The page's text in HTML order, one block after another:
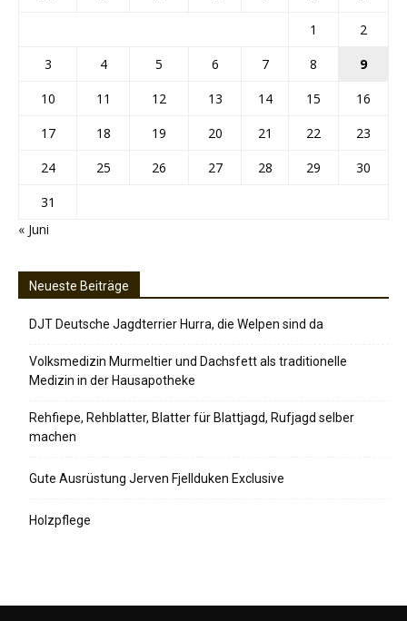
1
2
3
4 5 6 7 8
9
10
11 12 13 14 15
16
17
18 19 20 21 22
23
24
25 26 27 28 29
30
31
« Juni
Neueste Beiträge
DJT Deutsche Jagdterrier Hurra, die Welpen sind da
Volksmedizin Murmeltier und Dachsfett als traditionelle
Medizin in der Hausapotheke
Rehfiepe, Rehblatter, Blatter für Blattjagd, Rufjagd selber
machen
Gute Ausrüstung Jerven Fjellduken Exclusive
Holzpflege